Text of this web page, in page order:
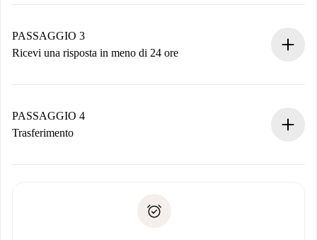
non accetta.
PASSAGGIO 3
Ricevi una risposta in meno di 24 ore
contatto con il proprietario.
Se rifiutata: non ti addebiteremo nulla e ti proporremo
Domiciliazione del pagamento
PASSAGGIO 4
Trasferimento
solo se non segnali problemi.